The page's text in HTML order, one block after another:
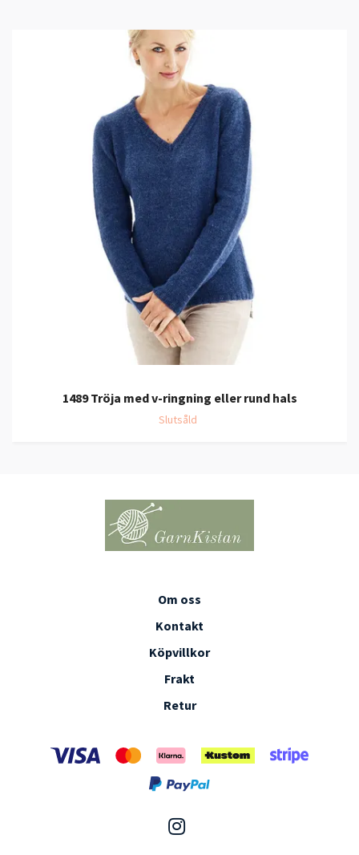
1489 Tröja med v-ringning eller rund hals
Slutsåld
Om oss
Kontakt
Köpvillkor
Frakt
Retur